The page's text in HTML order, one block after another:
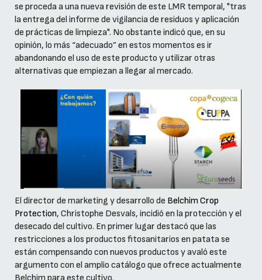
se proceda a una nueva revisión de este LMR temporal, "tras
la entrega del informe de vigilancia de residuos y aplicación
de prácticas de limpieza". No obstante indicó que, en su
opinión, lo más “adecuado” en estos momentos es ir
abandonando el uso de este producto y utilizar otras
alternativas que empiezan a llegar al mercado.
El director de marketing y desarrollo de Belchim Crop
Protection, Christophe Desvals, incidió en la protección y el
desecado del cultivo. En primer lugar destacó que las
restricciones a los productos fitosanitarios en patata se
están compensando con nuevos productos y avaló este
argumento con el amplio catálogo que ofrece actualmente